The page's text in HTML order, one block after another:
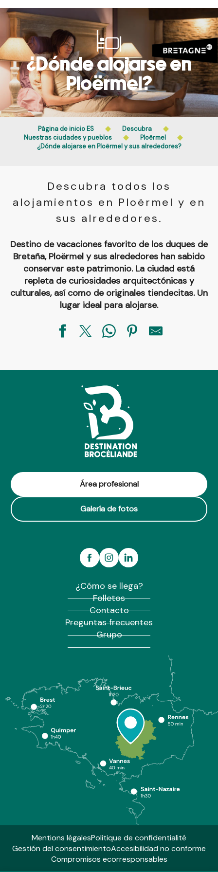
Aller
au
contenu
principal
¿Dónde alojarse en
Ploërmel?
Página de inicio ES
Descubra
Nuestras ciudades y pueblos
Ploërmel
¿Dónde alojarse en Ploërmel y sus alrededores?
Descubra todos los
alojamientos en Ploërmel y en
sus alrededores.
Destino de vacaciones favorito de los duques de
Bretaña, Ploërmel y sus alrededores han sabido
conservar este patrimonio. La ciudad está
repleta de curiosidades arquitectónicas y
culturales, así como de originales tiendecitas. Un
lugar ideal para alojarse.
La Maison du Meunier en Brocéliande
La Galnais - Gîte Micheline
Aire de stationnement - Guillac
Camping Domaine du Roc
Mobitoile Fée Morgane du Ninian
Gîte Le Val des fées
Área profesional
Galería de fotos
¿Cómo se llega?
Folletos
Contacto
Preguntas frecuentes
Grupo
Mentions légalesPolitique de confidentialité
Gestión del consentimientoAccesibilidad no conforme
Compromisos ecorresponsables